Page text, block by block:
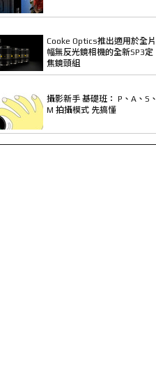
Cooke Optics推出適用於全片
幅無反光鏡相機的全新SP3定
焦鏡頭組
攝影新手 基礎班： P、A、S、
M 拍攝模式 先搞懂